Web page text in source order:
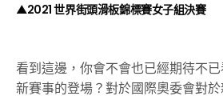
▲2021 世界街頭滑板錦標賽女子組決賽
看到這邊，你會不會也已經期待不
新賽事的登場？對於國際奧委會對